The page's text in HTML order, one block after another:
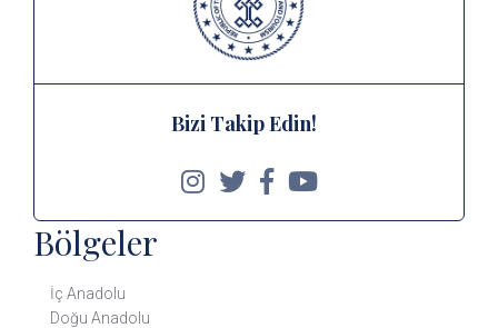
Bizi Takip Edin!
Bölgeler
İç Anadolu
Doğu Anadolu